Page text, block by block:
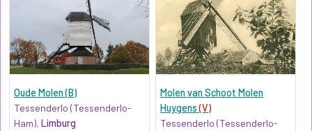
Oude Molen (B)
Tessenderlo (Tessenderlo-
Ham), Limburg
Molen van Schoot Molen
Huygens(V)
Tessenderlo (Tessenderlo-